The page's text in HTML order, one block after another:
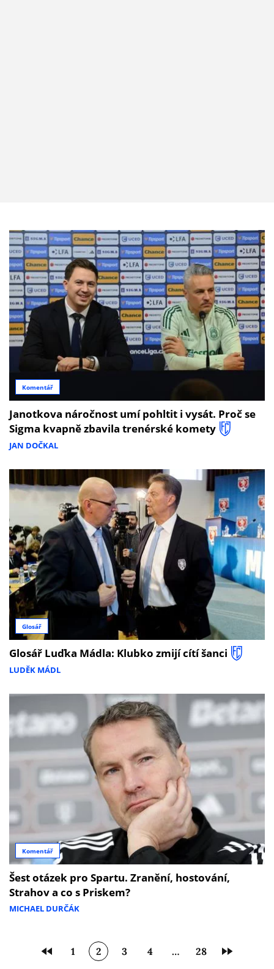
Komentář
Janotkova náročnost umí pohltit i vysát. Proč se
Sigma kvapně zbavila trenérské komety
JAN DOČKAL
Glosář
Glosář Luďka Mádla: Klubko zmijí cítí šanci
LUDĚK MÁDL
Komentář
Šest otázek pro Spartu. Zranění, hostování,
Strahov a co s Priskem?
MICHAEL DURČÁK
1 2 3 4 … 28